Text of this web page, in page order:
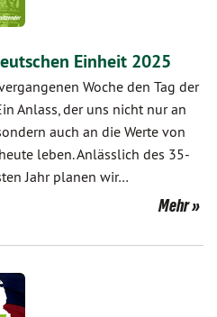
Einheit 2025
Woche den Tag der
Anlass, der uns nicht nur an
auch an die Werte von
leben. Anlässlich des 35-
Jahr planen wir…
Mehr